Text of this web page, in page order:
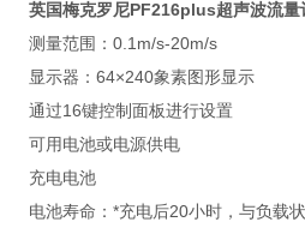
英国梅克罗尼PF216plus超声波流量
测量范围：0.1m/s-20m/s
显示器：64×240象素图形显示
通过16键控制面板进行设置
可用电池或电源供电
充电电池
电池寿命：*充电后20小时，与负